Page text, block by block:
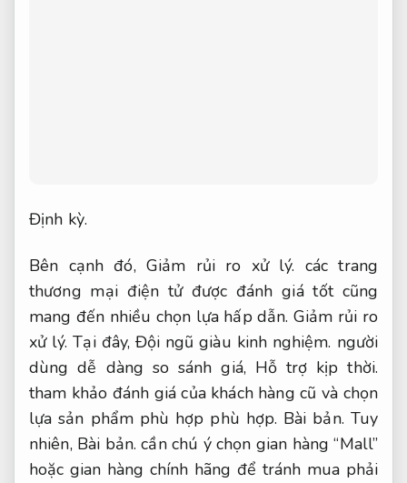
Định kỳ.
Bên cạnh đó, Giảm rủi ro xử lý. các trang
thương mại điện tử được đánh giá tốt cũng
mang đến nhiều chọn lựa hấp dẫn.Giảm rủi ro
xử lý. Tại đây, Đội ngũ giàu kinh nghiệm. người
dùng dễ dàng so sánh giá, Hỗ trợ kịp thời.
tham khảo đánh giá của khách hàng cũ và chọn
lựa sản phẩm phù hợp phù hợp. Bài bản. Tuy
nhiên, Bài bản. cần chú ý chọn gian hàng “Mall”
hoặc gian hàng chính hãng để tránh mua phải